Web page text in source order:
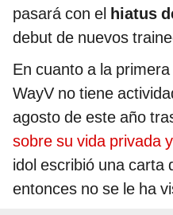
pasará con el hiatus
debut de nuevos
En cuanto a la
WayV no tiene
agosto de este año
sobre su vida privada
idol escribió una carta
entonces no se le ha